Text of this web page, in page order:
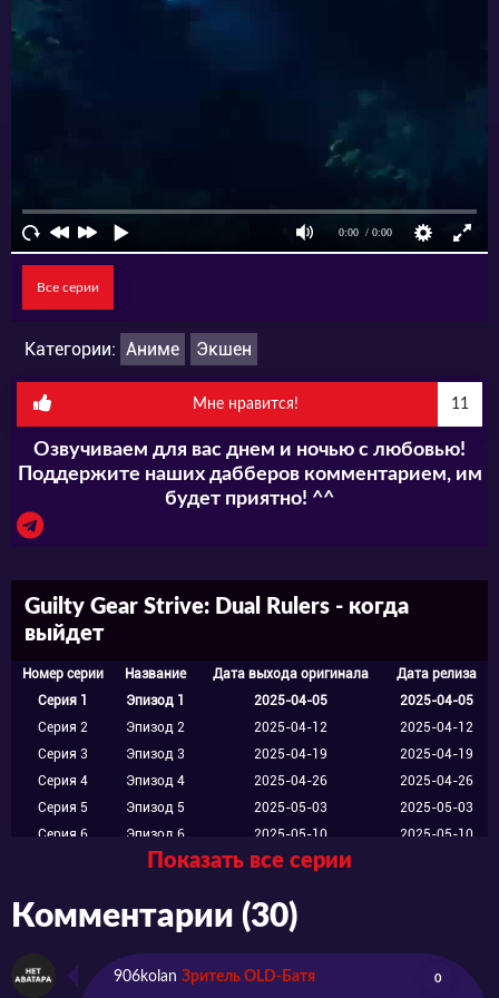
Все серии
Категории: Аниме Экшен
Мне нравится! 11
Озвучиваем для вас днем и ночью с любовью!
Поддержите наших дабберов комментарием, им
будет приятно! ^^
Guilty Gear Strive: Dual Rulers - когда
выйдет
Номер серии Название Дата выхода оригинала
Дата релиза
Серия 1
Эпизод 1 2025-04-05
2025-04-05
Серия 2
Эпизод 2 2025-04-12
2025-04-12
Серия 3
Эпизод 3 2025-04-19
2025-04-19
Серия 4
Эпизод 4 2025-04-26
2025-04-26
Серия 5
Эпизод 5 2025-05-03
2025-05-03
Серия 6
Эпизод 6 2025-05-10
2025-05-10
Эпизод 7 2025-05-17
Показать все серии
Комментарии (30)
906kolan Зритель OLD-Батя 0